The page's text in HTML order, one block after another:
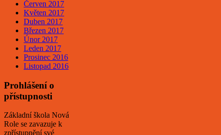
Červen 2017
Květen 2017
Duben 2017
Březen 2017
Únor 2017
Leden 2017
Prosinec 2016
Listopad 2016
Prohlášení o
přístupnosti
Základní škola Nová
Role se zavazuje k
zpřístupnění své